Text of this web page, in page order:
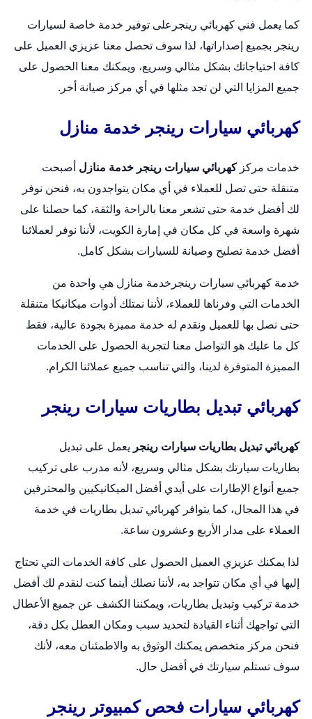
كما يعمل فني كهربائي رينجرعلى توفير خدمة خاصة لسيارات
رينجر بجميع إصداراتها، لذا سوف تحصل معنا عزيزي العميل على
كافة احتياجاتك بشكل مثالي وسريع، ويمكنك معنا الحصول على
جميع المزايا التي لن تجد مثلها في أي مركز صيانة أخر.
كهربائي سيارات رينجر خدمة منازل
خدمات مركزكهربائي سيارات رينجر خدمة منازل أصبحت
متنقلة حتى تصل للعملاء في أي مكان يتواجدون به، فنحن نوفر
لك أفضل خدمة حتى تشعر معنا بالراحة والثقة، كما حصلنا على
شهرة واسعة في كل مكان في إمارة الكويت، لأننا نوفر لعملائنا
أفضل خدمة تصليح وصيانة للسيارات بشكل كامل.
خدمة كهربائي سيارات رينجرخدمة منازل هي واحدة من
الخدمات التي وفرناها للعملاء، لأننا نمتلك أدوات ميكانيكا متنقلة
حتى نصل بها للعميل ونقدم له خدمة مميزة بجودة عالية، فقط
كل ما عليك هو التواصل معنا لتجربة الحصول على الخدمات
المميزة المتوفرة لدينا، والتي تناسب جميع عملائنا الكرام.
كهربائي تبديل بطاريات سيارات رينجر
كهربائي تبديل بطاريات سيارات رينجر يعمل على تبديل
بطاريات سيارتك بشكل مثالي وسريع، لأنه مدرب على تركيب
جميع أنواع الإطارات على أيدي أفضل الميكانيكيين والمحترفين
في هذا المجال، كما يتوافر كهربائي تبديل بطاريات في خدمة
العملاء على مدار الأربع وعشرون ساعة.
لذا يمكنك عزيزي العميل الحصول على كافة الخدمات التي تحتاج
إليها في أي مكان تتواجد به، لأننا نصلك أينما كنت لنقدم لك أفضل
خدمة تركيب وتبديل بطاريات، ويمكننا الكشف عن جميع الأعطال
التي تواجهك أثناء القيادة لتحديد سبب ومكان العطل بكل دقة،
فنحن مركز متخصص يمكنك الوثوق به والاطمئنان معه، لأنك
سوف تستلم سيارتك في أفضل حال.
كهربائي سيارات فحص كمبيوتر رينجر